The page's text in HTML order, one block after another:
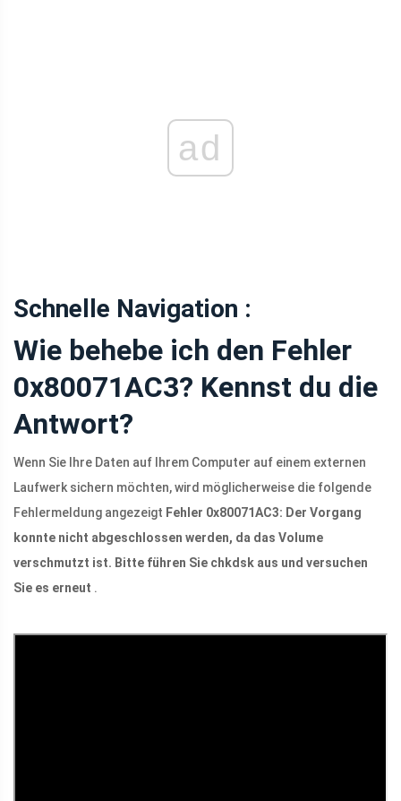
ad
Schnelle Navigation :
Wie behebe ich den Fehler
0x80071AC3? Kennst du die
Antwort?
Wenn Sie Ihre Daten auf Ihrem Computer auf einem externen
Laufwerk sichern möchten, wird möglicherweise die folgende
Fehlermeldung angezeigt Fehler 0x80071AC3: Der Vorgang
konnte nicht abgeschlossen werden, da das Volume
verschmutzt ist. Bitte führen Sie chkdsk aus und versuchen
Sie es erneut .